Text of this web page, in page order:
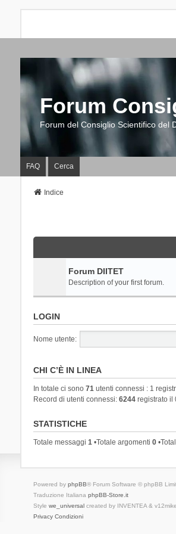
Forum
Forum del Consiglio Scientifico del
FAQ Cerca
Indice
Forum DIITET
Description of your first forum.
LOGIN
Nome utente:
CHI C’È IN LINEA
In totale ci sono 71utenti connessi : 1
Record di utenti connessi: 6244registrato il
STATISTICHE
Totale messaggi 1•Totale argomenti 0
Powered by phpBB® Forum Software © phpBB
Traduzione Italiana phpBB-Store.it
Style we_universalcreated by INVENTEA & v12mike
Privacy Condizioni